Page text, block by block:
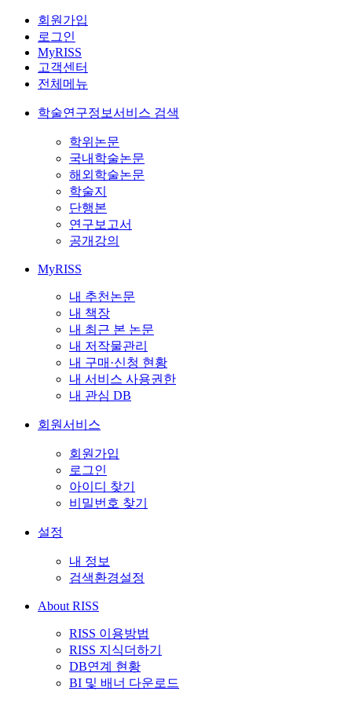
회원가입
로그인
MyRISS
고객센터
전체메뉴
학술연구정보서비스 검색
학위논문
국내학술논문
해외학술논문
학술지
단행본
연구보고서
공개강의
MyRISS
내 추천논문
내 책장
내 최근 본 논문
내 저작물관리
내 구매·신청 현황
내 서비스 사용권한
내 관심 DB
회원서비스
회원가입
로그인
아이디 찾기
비밀번호 찾기
설정
내 정보
검색환경설정
About RISS
RISS 이용방법
RISS 지식더하기
DB연계 현황
BI 및 배너 다운로드